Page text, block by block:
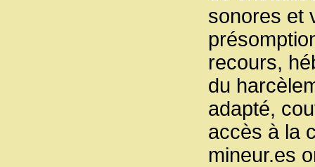
sonores et
recours,
du
adapté,
accès à la
mineur.es